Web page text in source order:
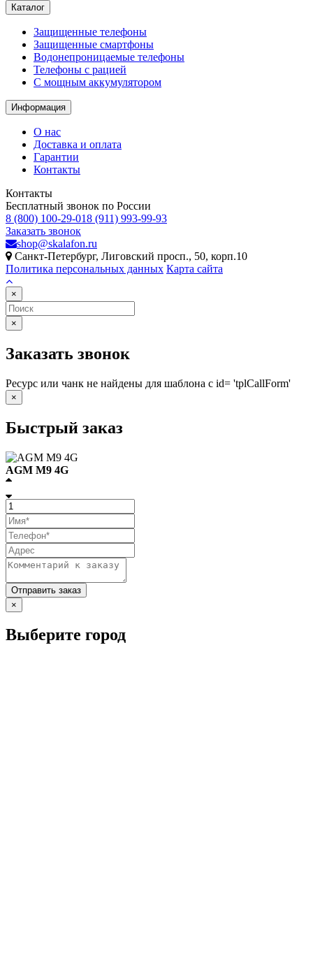
Каталог
Защищенные телефоны
Защищенные смартфоны
Водонепроницаемые телефоны
Телефоны с рацией
C мощным аккумулятором
Информация
О нас
Доставка и оплата
Гарантии
Контакты
Контакты
Бесплатный звонок по России
8 (800) 100-29-018 (911) 993-99-93
Заказать звонок
shop@skalafon.ru
Санкт-Петербург, Лиговский просп., 50, корп.10
Политика персональных данных Карта сайта
×
×
Заказать звонок
Ресурс или чанк не найдены для шаблона с id= 'tplCallForm'
×
Быстрый заказ
AGM M9 4G
×
Выберите город